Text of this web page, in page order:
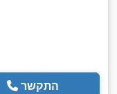
התקשר